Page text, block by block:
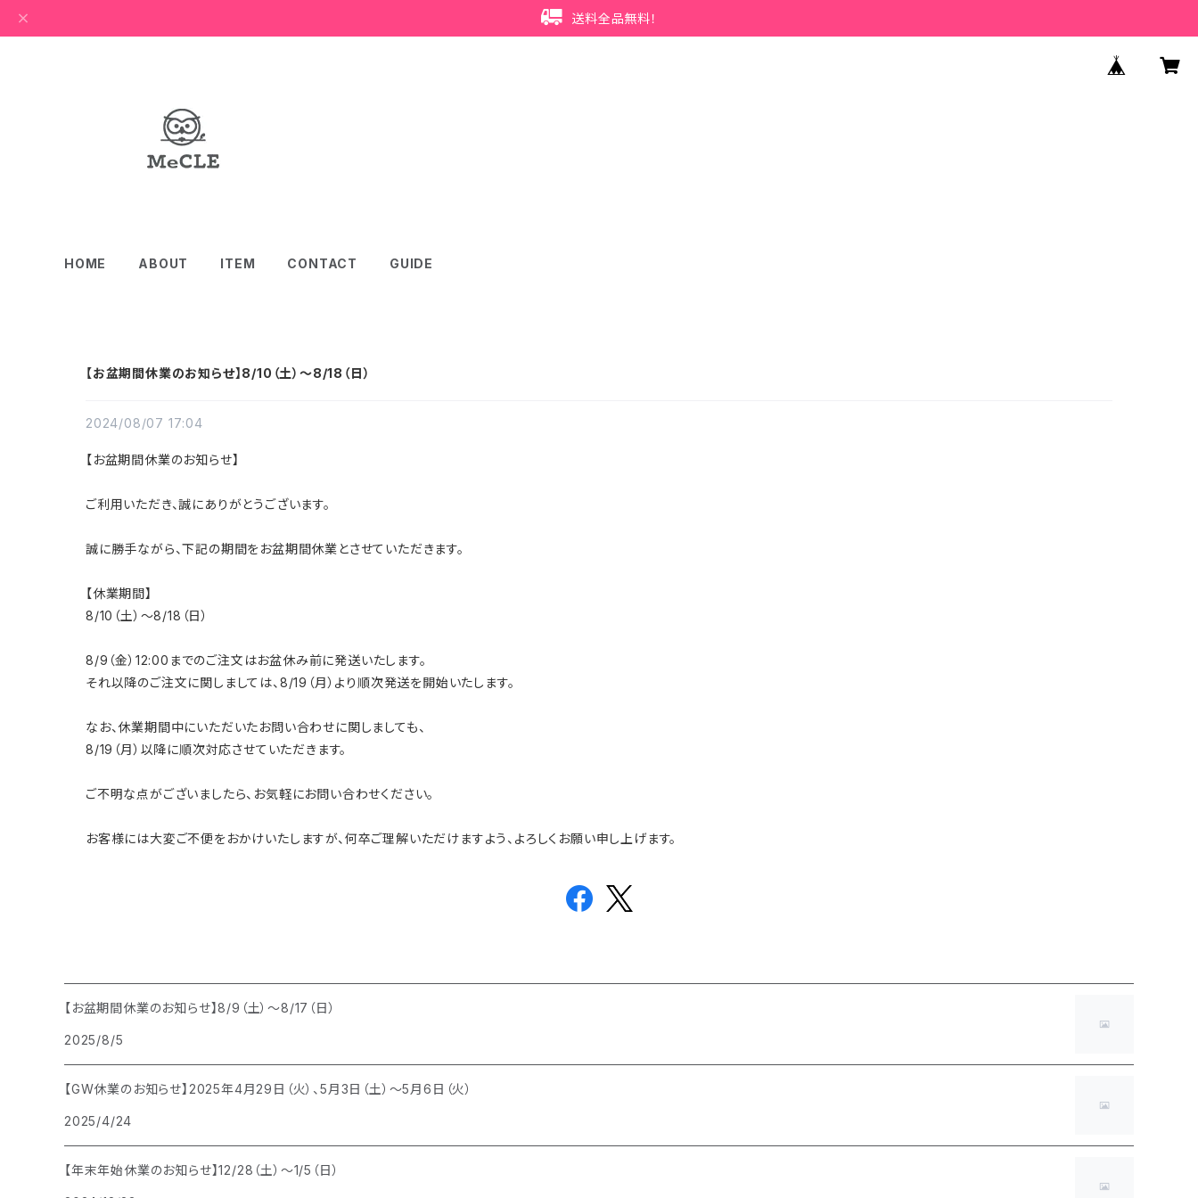
送料全品無料！
HOME ABOUT ITEM CONTACT GUIDE
【お盆期間休業のお知らせ】8/10（土）〜8/18（日）
2024/08/07 17:04
【お盆期間休業のお知らせ】
ご利用いただき、誠にありがとうございます。
誠に勝手ながら、下記の期間をお盆期間休業とさせていただきます。
【休業期間】
8/10（土）〜8/18（日）
8/9（金）12:00までのご注文はお盆休み前に発送いたします。
それ以降のご注文に関しましては、8/19（月）より順次発送を開始いたします。
なお、休業期間中にいただいたお問い合わせに関しましても、
8/19（月）以降に順次対応させていただきます。
ご不明な点がございましたら、お気軽にお問い合わせください。
お客様には大変ご不便をおかけいたしますが、何卒ご理解いただけますよう、よろしくお願い申し上げます。
【お盆期間休業のお知らせ】8/9（土）〜8/17（日）
2025/8/5
【GW休業のお知らせ】2025年4月29日（火）、5月3日（土）～5月6日（火）
2025/4/24
【年末年始休業のお知らせ】12/28（土）〜1/5（日）